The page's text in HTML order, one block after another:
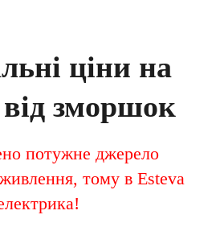
ціни на
зморшок
потужне джерело
тому в Esteva